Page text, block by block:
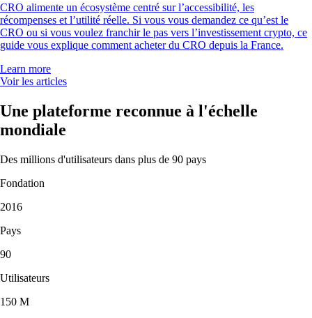
CRO alimente un écosystème centré sur l’accessibilité, les
récompenses et l’utilité réelle. Si vous vous demandez ce qu’est le
CRO ou si vous voulez franchir le pas vers l’investissement crypto, ce
guide vous explique comment acheter du CRO depuis la France.
Learn more
Voir les articles
Une plateforme reconnue à l'échelle
mondiale
Des millions d'utilisateurs dans plus de 90 pays
Fondation
2016
Pays
90
Utilisateurs
150 M